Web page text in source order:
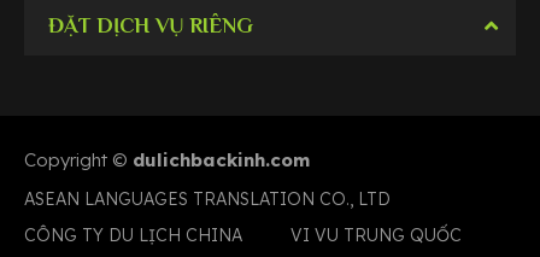
ĐẶT DỊCH VỤ RIÊNG
Copyright © dulichbackinh.com
ASEAN LANGUAGES TRANSLATION CO., LTD
CÔNG TY DU LỊCH CHINA
VI VU TRUNG QUỐC